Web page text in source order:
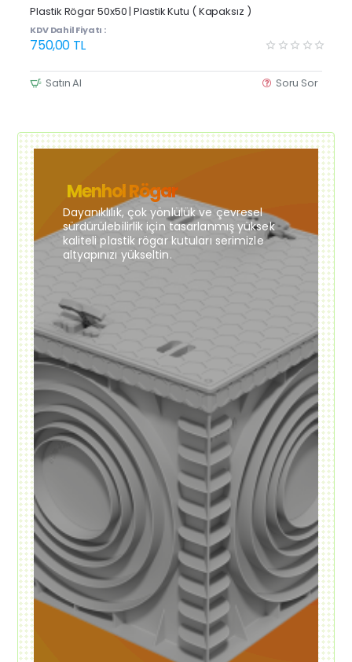
Plastik Rögar 50x50 | Plastik Kutu ( Kapaksız )
KDV Dahil Fiyatı :
750,00 TL
Satın Al Soru Sor
Menhol Rögar
Dayanıklılık, çok yönlülük ve çevresel
sürdürülebilirlik için tasarlanmış yüksek
kaliteli plastik rögar kutuları serimizle
altyapınızı yükseltin.